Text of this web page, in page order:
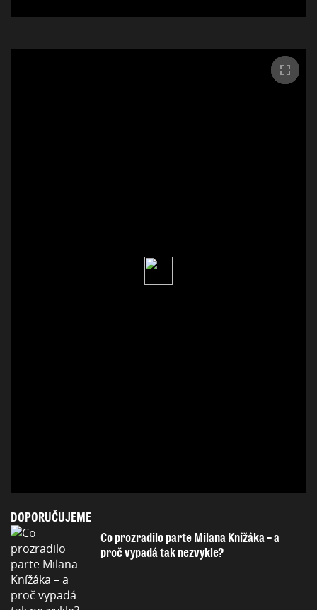
DOPORUČUJEME
Co prozradilo parte Milana Knížáka – a
proč vypadá tak nezvykle?